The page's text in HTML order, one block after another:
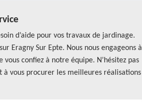
d’aide pour vos travaux de jardinage.
Eragny Sur Epte. Nous nous engageons à
confiez à notre équipe. N’hésitez pas
vous procurer les meilleures réalisations